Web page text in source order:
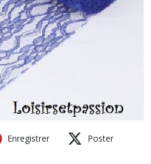
Enregistrer Poster